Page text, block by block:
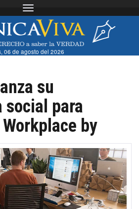
Toggle navigation
06 de agosto del 2026
su
para
by